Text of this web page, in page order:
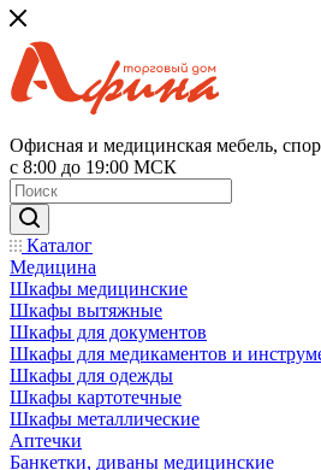
Офисная и медицинская мебель,
с 8:00 до 19:00 МСК
Каталог
Медицина
Шкафы медицинские
Шкафы вытяжные
Шкафы для документов
Шкафы для медикаментов и
Шкафы для одежды
Шкафы картотечные
Шкафы металлические
Аптечки
Банкетки, диваны медицинские